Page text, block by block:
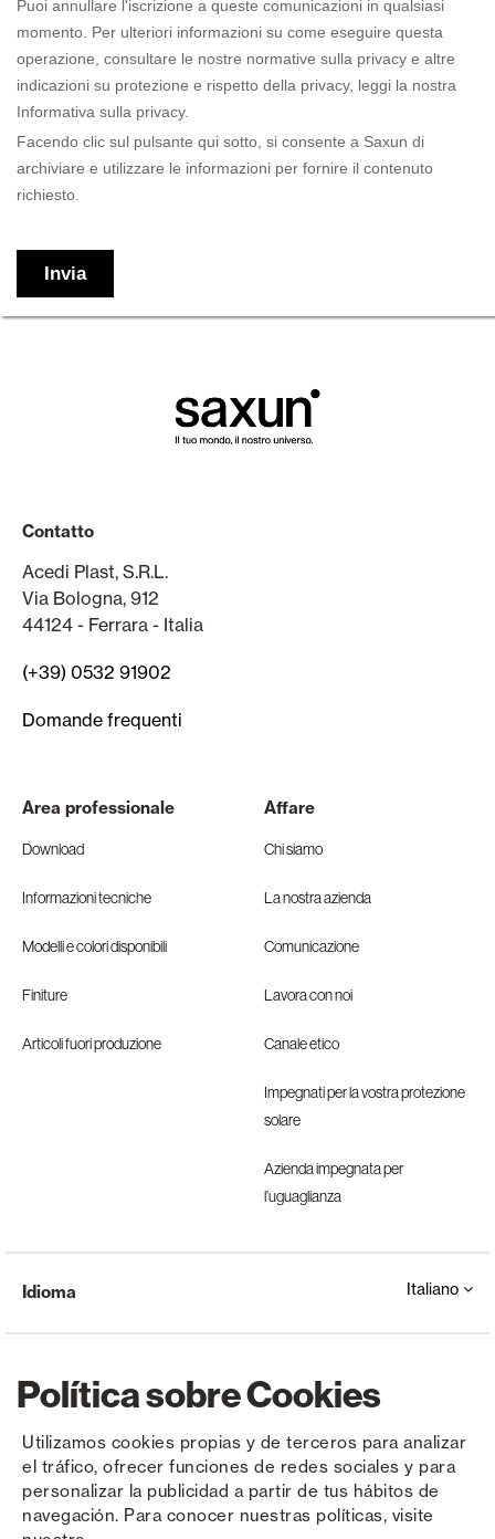
Política sobre Cookies
Utilizamos cookies propias y de terceros para analizar
el tráfico, ofrecer funciones de redes sociales y para
personalizar la publicidad a partir de tus hábitos de
navegación. Para conocer nuestras políticas, visite
Contatto
Acedi Plast, S.R.L.
Via Bologna, 912
44124 - Ferrara - Italia
(+39) 0532 91902
Domande frequenti
Area professionale
Download
Informazioni tecniche
Modelli e colori disponibili
Finiture
Articoli fuori produzione
Affare
Chi siamo
La nostra azienda
Comunicazione
Lavora con noi
Canale etico
Impegnati per la vostra protezione
solare
Azienda impegnata per
l’uguaglianza
Copyright © Saxun 2023 - 2026 politica sulla riservatezza Avviso legale Cookies
Idioma Italiano